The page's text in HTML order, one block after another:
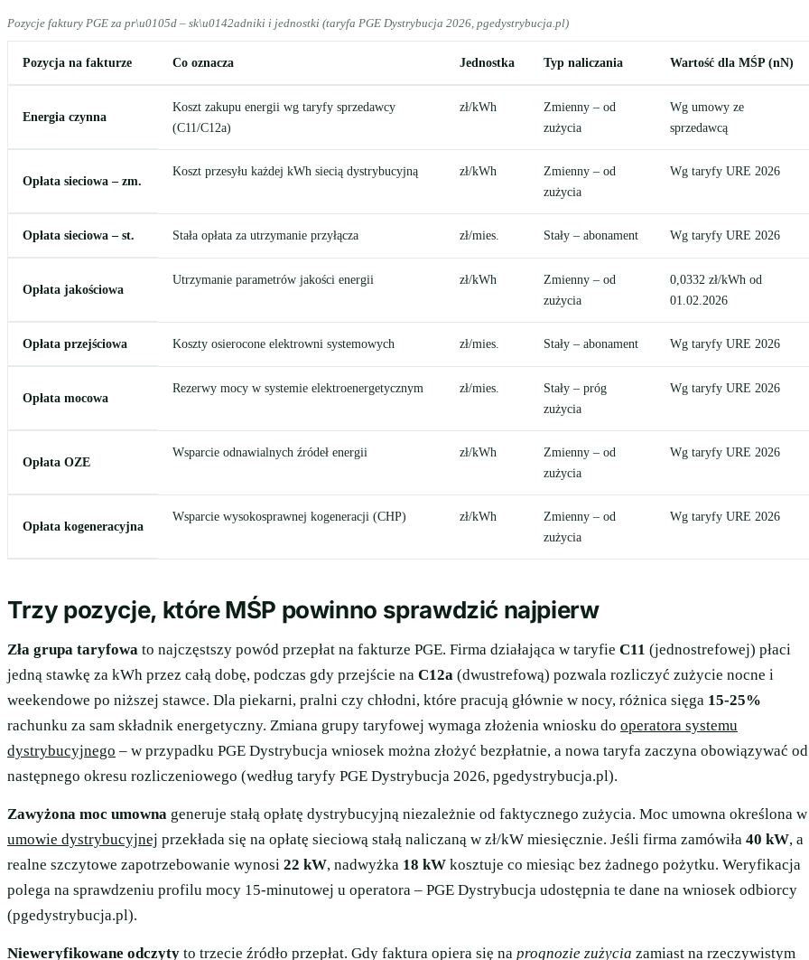
Pozycje faktury PGE za pr\u0105d – sk\u0142adniki i jednostki (taryfa PGE Dystrybucja 2026, pgedystrybucja.pl)
Pozycja na fakturze Co oznacza Jednostka Typ naliczania Wartość dla MŚP (nN)
Energia czynna
Koszt zakupu energii wg taryfy sprzedawcy
(C11/C12a)
zł/kWh
Zmienny – od
zużycia
Wg umowy ze
sprzedawcą
Opłata sieciowa – zm.
Koszt przesyłu każdej kWh siecią dystrybucyjną zł/kWh
Zmienny – od
zużycia
Wg taryfy URE 2026
Opłata sieciowa – st. Stała opłata za utrzymanie przyłącza zł/mies. Stały – abonament Wg taryfy URE 2026
Opłata jakościowa
Utrzymanie parametrów jakości energii zł/kWh
Zmienny – od
zużycia
0,0332 zł/kWh od
01.02.2026
Opłata przejściowa Koszty osierocone elektrowni systemowych zł/mies. Stały – abonament Wg taryfy URE 2026
Opłata mocowa
Rezerwy mocy w systemie elektroenergetycznym zł/mies.
Stały – próg
zużycia
Wg taryfy URE 2026
Opłata OZE
Wsparcie odnawialnych źródeł energii zł/kWh
Zmienny – od
zużycia
Wg taryfy URE 2026
Opłata kogeneracyjna
Wsparcie wysokosprawnej kogeneracji (CHP) zł/kWh
Zmienny – od
zużycia
Wg taryfy URE 2026
Trzy pozycje, które MŚP powinno sprawdzić najpierw
Zła grupa taryfowa to najczęstszy powód przepłat na fakturze PGE. Firma działająca w taryfie C11 (jednostrefowej) płaci
jedną stawkę za kWh przez całą dobę, podczas gdy przejście na C12a (dwustrefową) pozwala rozliczyć zużycie nocne i
weekendowe po niższej stawce. Dla piekarni, pralni czy chłodni, które pracują głównie w nocy, różnica sięga 15-25%
rachunku za sam składnik energetyczny. Zmiana grupy taryfowej wymaga złożenia wniosku do operatora systemu
dystrybucyjnego – w przypadku PGE Dystrybucja wniosek można złożyć bezpłatnie, a nowa taryfa zaczyna obowiązywać od
następnego okresu rozliczeniowego (według taryfy PGE Dystrybucja 2026, pgedystrybucja.pl).
Zawyżona moc umowna generuje stałą opłatę dystrybucyjną niezależnie od faktycznego zużycia. Moc umowna określona w
umowie dystrybucyjnej przekłada się na opłatę sieciową stałą naliczaną w zł/kW miesięcznie. Jeśli firma zamówiła 40 kW, a
realne szczytowe zapotrzebowanie wynosi 22 kW, nadwyżka 18 kW kosztuje co miesiąc bez żadnego pożytku. Weryfikacja
polega na sprawdzeniu profilu mocy 15-minutowej u operatora – PGE Dystrybucja udostępnia te dane na wniosek odbiorcy
(pgedystrybucja.pl).
Nieweryfikowane odczyty to trzecie źródło przepłat. Gdy faktura opiera się na prognozie zużycia zamiast na rzeczywistym